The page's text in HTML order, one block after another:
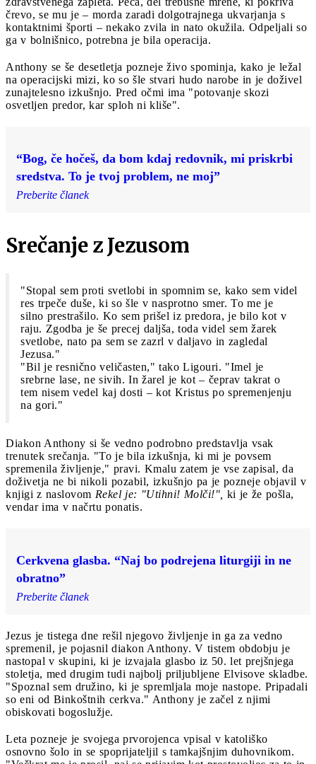
črevo, se mu je – morda zaradi dolgotrajnega ukvarjanja s
kontaktnimi športi – nekako zvila in nato okužila. Odpeljali so
ga v bolnišnico, potrebna je bila operacija.
Anthony se še desetletja pozneje živo spominja, kako je ležal
na operacijski mizi, ko so šle stvari hudo narobe in je doživel
zunajtelesno izkušnjo. Pred očmi ima "potovanje skozi
osvetljen predor, kar sploh ni kliše".
“Bog, če hočeš, da bom kdaj redovnik, mi priskrbi
sredstva. To je tvoj problem, ne moj”
Preberite članek
Srečanje z Jezusom
"Stopal sem proti svetlobi in spomnim se, kako sem videl
res trpeče duše, ki so šle v nasprotno smer. To me je
silno prestrašilo. Ko sem prišel iz predora, je bilo kot v
raju. Zgodba je še precej daljša, toda videl sem žarek
svetlobe, nato pa sem se zazrl v daljavo in zagledal
Jezusa."
"Bil je resnično veličasten," tako Ligouri. "Imel je
srebrne lase, ne sivih. In žarel je kot – čeprav takrat o
tem nisem vedel kaj dosti – kot Kristus po spremenjenju
na gori."
Diakon Anthony si še vedno podrobno predstavlja vsak
trenutek srečanja. "To je bila izkušnja, ki mi je povsem
spremenila življenje," pravi. Kmalu zatem je vse zapisal, da
doživetja ne bi nikoli pozabil, izkušnjo pa je pozneje objavil v
knjigi z naslovom Rekel je: "Utihni! Molči!", ki je že pošla,
vendar ima v načrtu ponatis.
Cerkvena glasba. “Naj bo podrejena liturgiji in ne
obratno”
Preberite članek
Jezus je tistega dne rešil njegovo življenje in ga za vedno
spremenil, je pojasnil diakon Anthony. V tistem obdobju je
nastopal v skupini, ki je izvajala glasbo iz 50. let prejšnjega
stoletja, med drugim tudi najbolj priljubljene Elvisove skladbe.
"Spoznal sem družino, ki je spremljala moje nastope. Pripadali
so eni od Binkoštnih cerkva." Anthony je začel z njimi
obiskovati bogoslužje.
Leta pozneje je svojega prvorojenca vpisal v katoliško
osnovno šolo in se spoprijateljil s tamkajšnjim duhovnikom.